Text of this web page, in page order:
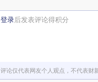
登录后发表评论得积分
评论仅代表网友个人观点，不代表财